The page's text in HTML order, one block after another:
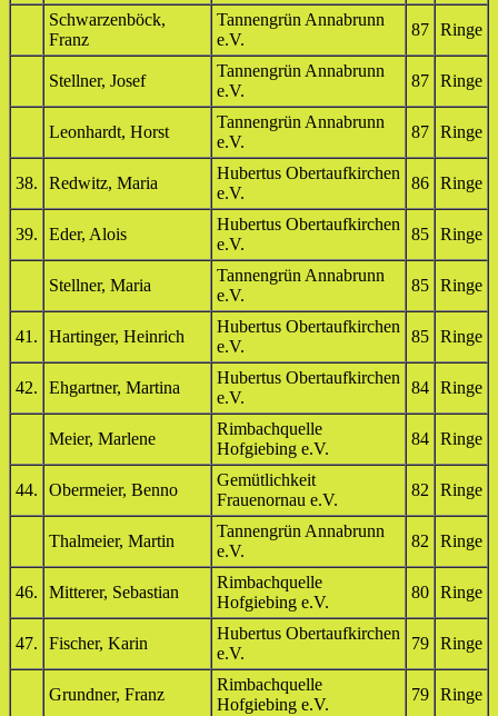
Schwarzenböck,
Franz
Tannengrün Annabrunn
e.V.
87 Ringe
Stellner, Josef
Tannengrün Annabrunn
e.V.
87 Ringe
Leonhardt, Horst
Tannengrün Annabrunn
e.V.
87 Ringe
38. Redwitz, Maria
Hubertus Obertaufkirchen
e.V.
86 Ringe
39. Eder, Alois
Hubertus Obertaufkirchen
e.V.
85 Ringe
Stellner, Maria
Tannengrün Annabrunn
e.V.
85 Ringe
41. Hartinger, Heinrich
Hubertus Obertaufkirchen
e.V.
85 Ringe
42. Ehgartner, Martina
Hubertus Obertaufkirchen
e.V.
84 Ringe
Meier, Marlene
Rimbachquelle
Hofgiebing e.V.
84 Ringe
44. Obermeier, Benno
Gemütlichkeit
Frauenornau e.V.
82 Ringe
Thalmeier, Martin
Tannengrün Annabrunn
e.V.
82 Ringe
46. Mitterer, Sebastian
Rimbachquelle
Hofgiebing e.V.
80 Ringe
47. Fischer, Karin
Hubertus Obertaufkirchen
e.V.
79 Ringe
Grundner, Franz
Rimbachquelle
Hofgiebing e.V.
79 Ringe